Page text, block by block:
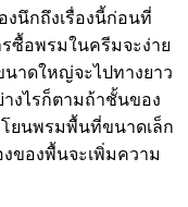
นึกถึงเรื่องนี้ก่อนที่
ซื้อพรมในครีมจะง่าย
าดใหญ่จะไปทางยาว
งไรก็ตามถ้าชั้นของ
ยนพรมพื้นที่ขนาดเล็ก
ของพื้นจะเพิ่มความ